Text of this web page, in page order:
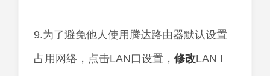
9.为了避免他人使用腾达路由器默认设置
占用网络，点击LAN口设置， 修改LAN I